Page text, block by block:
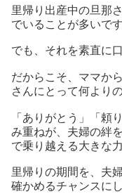
里帰り出産中の旦那
でいることが多いです
でも、それを素直に
だからこそ、ママか
さんにとって何より
「ありがとう」「頼
み重ねが、夫婦の絆
で乗り越える大きな
里帰りの期間を、夫
確かめるチャンスに